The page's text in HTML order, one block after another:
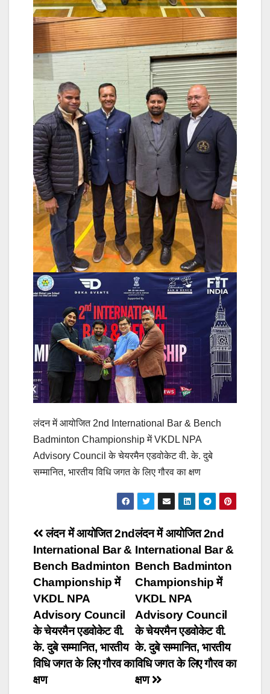
लंदन में आयोजित 2nd International Bar & Bench
Badminton Championship में VKDL NPA
Advisory Council के चेयरमैन एडवोकेट वी. के. दुबे
सम्मानित, भारतीय विधि जगत के लिए गौरव का क्षण
Post
navigation
लंदन में आयोजित 2nd
International Bar &
Bench Badminton
Championship में
VKDL NPA
Advisory Council
के चेयरमैन एडवोकेट वी.
के. दुबे सम्मानित, भारतीय
विधि जगत के लिए गौरव का
क्षण
लंदन में आयोजित 2nd
International Bar &
Bench Badminton
Championship में
VKDL NPA
Advisory Council
के चेयरमैन एडवोकेट वी.
के. दुबे सम्मानित, भारतीय
विधि जगत के लिए गौरव का
क्षण